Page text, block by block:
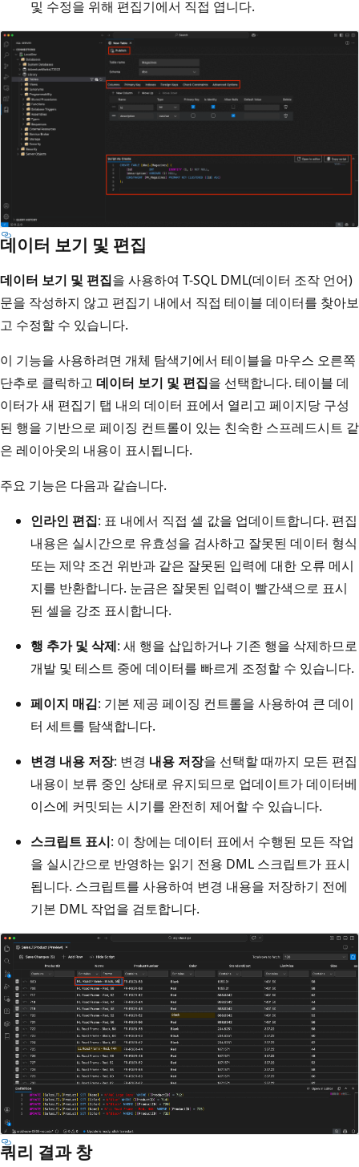
및 수정을 위해 편집기에서 직접 엽니다.
데이터 보기 및 편집
데이터 보기 및 편집을 사용하여 T-SQL DML(데이터 조작 언어)
문을 작성하지 않고 편집기 내에서 직접 테이블 데이터를 찾아보
고 수정할 수 있습니다.
이 기능을 사용하려면 개체 탐색기에서 테이블을 마우스 오른쪽
단추로 클릭하고 데이터 보기 및 편집을 선택합니다. 테이블 데
이터가 새 편집기 탭 내의 데이터 표에서 열리고 페이지당 구성
된 행을 기반으로 페이징 컨트롤이 있는 친숙한 스프레드시트 같
은 레이아웃의 내용이 표시됩니다.
주요 기능은 다음과 같습니다.
인라인 편집: 표 내에서 직접 셀 값을 업데이트합니다. 편집
내용은 실시간으로 유효성을 검사하고 잘못된 데이터 형식
또는 제약 조건 위반과 같은 잘못된 입력에 대한 오류 메시
지를 반환합니다. 눈금은 잘못된 입력이 빨간색으로 표시
된 셀을 강조 표시합니다.
행 추가 및 삭제: 새 행을 삽입하거나 기존 행을 삭제하므로
개발 및 테스트 중에 데이터를 빠르게 조정할 수 있습니다.
페이지 매김: 기본 제공 페이징 컨트롤을 사용하여 큰 데이
터 세트를 탐색합니다.
변경 내용 저장: 변경 내용 저장을 선택할 때까지 모든 편집
내용이 보류 중인 상태로 유지되므로 업데이트가 데이터베
이스에 커밋되는 시기를 완전히 제어할 수 있습니다.
스크립트 표시: 이 창에는 데이터 표에서 수행된 모든 작업
을 실시간으로 반영하는 읽기 전용 DML 스크립트가 표시
됩니다. 스크립트를 사용하여 변경 내용을 저장하기 전에
기본 DML 작업을 검토합니다.
쿼리 결과 창